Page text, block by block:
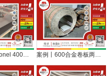
耐氟化物：Monel 400合金的长销密码与典型应用 案例丨600合金卷板两余吨定尺开平发往复合板厂